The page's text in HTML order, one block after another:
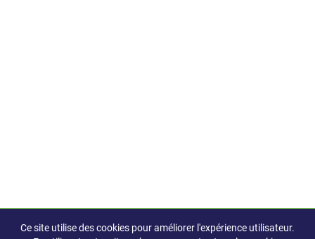
Ce site utilise des cookies pour améliorer l'expérience utilisateur.